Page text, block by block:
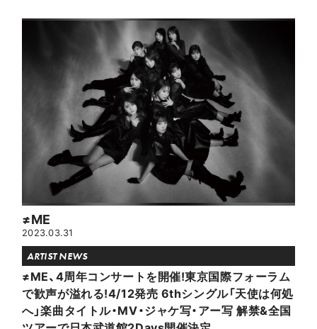
≠ME
2023.03.31
ARTIST NEWS
≠ME、4周年コンサートを開催!東京国際フォーラム
で歓声が溢れる!4/12発売 6thシングル「天使は何処
へ」楽曲タイトル・MV・ジャケ写・アー写 解禁&全国